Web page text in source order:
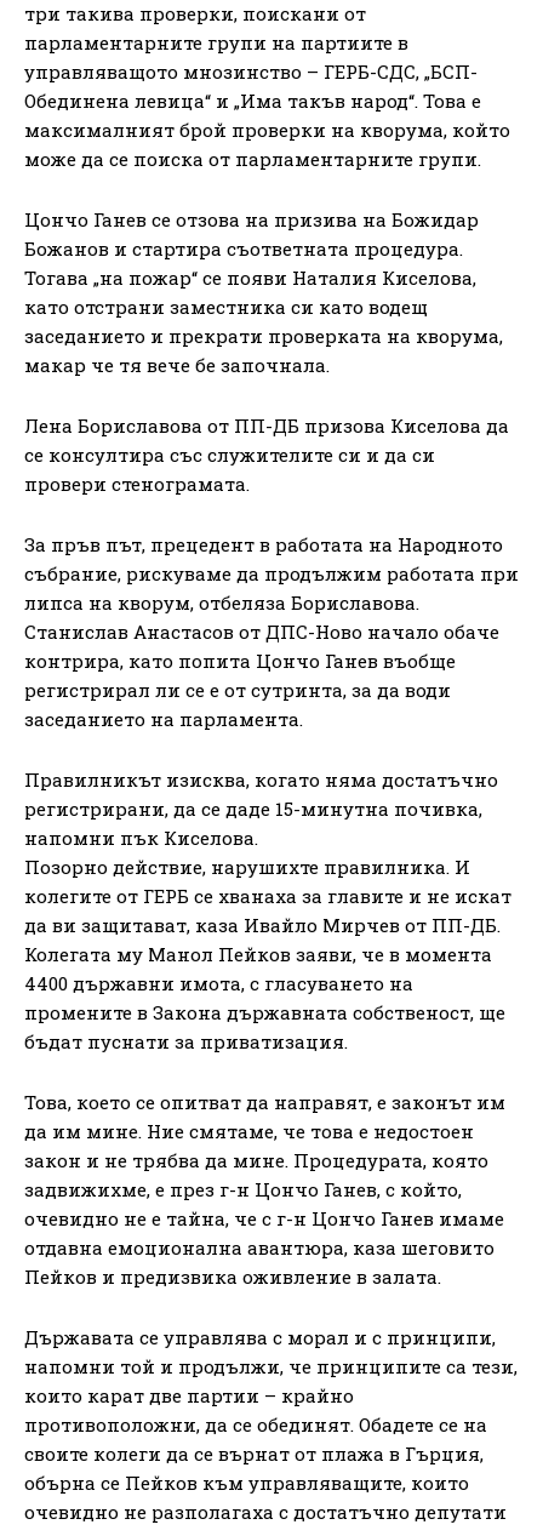
три такива проверки, поискани от
парламентарните групи на партиите в
управляващото мнозинство – ГЕРБ-СДС, „БСП-
Обединена левица“ и „Има такъв народ“. Това е
максималният брой проверки на кворума, който
може да се поиска от парламентарните групи.
Цончо Ганев се отзова на призива на Божидар
Божанов и стартира съответната процедура.
Тогава „на пожар“ се появи Наталия Киселова,
като отстрани заместника си като водещ
заседанието и прекрати проверката на кворума,
макар че тя вече бе започнала.
Лена Бориславова от ПП-ДБ призова Киселова да
се консултира със служителите си и да си
провери стенограмата.
За пръв път, прецедент в работата на Народното
събрание, рискуваме да продължим работата при
липса на кворум, отбеляза Бориславова.
Станислав Анастасов от ДПС-Ново начало обаче
контрира, като попита Цончо Ганев въобще
регистрирал ли се е от сутринта, за да води
заседанието на парламента.
Правилникът изисква, когато няма достатъчно
регистрирани, да се даде 15-минутна почивка,
напомни пък Киселова.
Позорно действие, нарушихте правилника. И
колегите от ГЕРБ се хванаха за главите и не искат
да ви защитават, каза Ивайло Мирчев от ПП-ДБ.
Колегата му Манол Пейков заяви, че в момента
4400 държавни имота, с гласуването на
промените в Закона държавната собственост, ще
бъдат пуснати за приватизация.
Това, което се опитват да направят, е законът им
да им мине. Ние смятаме, че това е недостоен
закон и не трябва да мине. Процедурата, която
задвижихме, е през г-н Цончо Ганев, с който,
очевидно не е тайна, че с г-н Цончо Ганев имаме
отдавна емоционална авантюра, каза шеговито
Пейков и предизвика оживление в залата.
Държавата се управлява с морал и с принципи,
напомни той и продължи, че принципите са тези,
които карат две партии – крайно
противоположни, да се обединят. Обадете се на
своите колеги да се върнат от плажа в Гърция,
обърна се Пейков към управляващите, които
очевидно не разполагаха с достатъчно депутати